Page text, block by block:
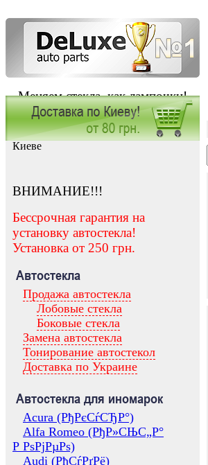
Меняем стекла, как лампочки!
Заказать установку автостекла в
Киеве
ВНИМАНИЕ!!!
Бессрочная гарантия на
установку автостекла!
Установка от 250 грн.
Автостекла
Продажа автостекла
Лобовые стекла
Боковые стекла
Замена автостекла
Тонирование автостекол
Доставка по Украине
Автостекла для иномарок
Acura (РђРєСѓСЂР°)
Alfa Romeo (РђР»СЊС„Р°
Р РѕРјРµРѕ)
Audi (РђСѓРґРё)